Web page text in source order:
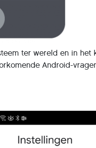
ter wereld en in het
Android-